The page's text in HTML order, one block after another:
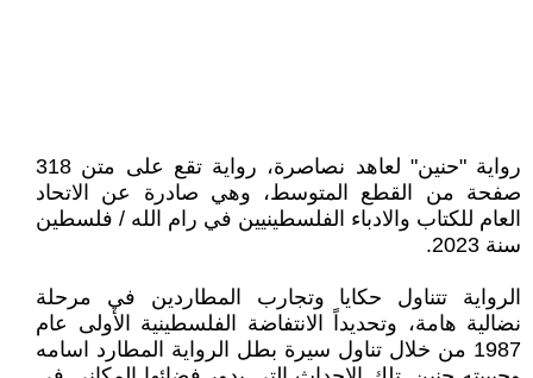
رواية "حنين" لعاهد نصاصرة، رواية تقع على متن 318
صفحة من القطع المتوسط، وهي صادرة عن الاتحاد
العام للكتاب والادباء الفلسطينيين في رام الله / فلسطين
سنة 2023.
الرواية تتناول حكايا وتجارب المطاردين في مرحلة
نضالية هامة، وتحديداً الانتفاضة الفلسطينية الأولى عام
1987 من خلال تناول سيرة بطل الرواية المطارد اسامه